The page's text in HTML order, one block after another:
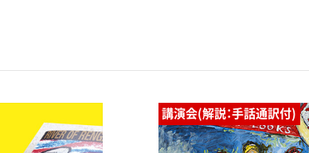
講演会(解説：手話通訳付)